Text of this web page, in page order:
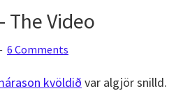
The Video
6 Comments
kvöldið var algjör snilld.